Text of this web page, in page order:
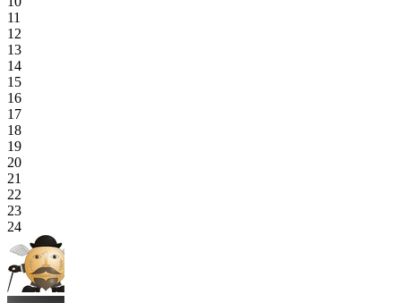
11
12
13
14
15
16
17
18
19
20
21
22
23
24